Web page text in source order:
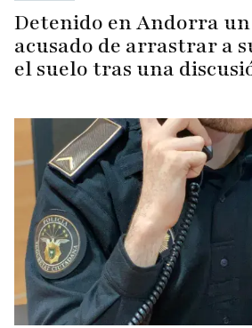
Detenido en Andorra
acusado de arrastrar a
el suelo tras una